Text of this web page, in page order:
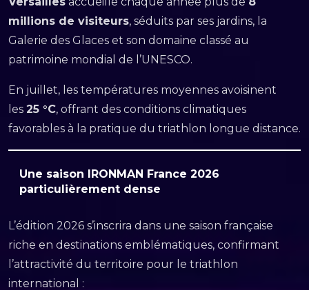
millions de visiteurs, séduits par ses jardins, la
Galerie des Glaces et son domaine classé au
patrimoine mondial de l’UNESCO.
En juillet, les températures moyennes avoisinent
les 25 °C, offrant des conditions climatiques
favorables à la pratique du triathlon longue distance.
Une saison IRONMAN France 2026
particulièrement dense
L’édition 2026 s’inscrira dans une saison française
riche en destinations emblématiques, confirmant
l’attractivité du territoire pour le triathlon
international :